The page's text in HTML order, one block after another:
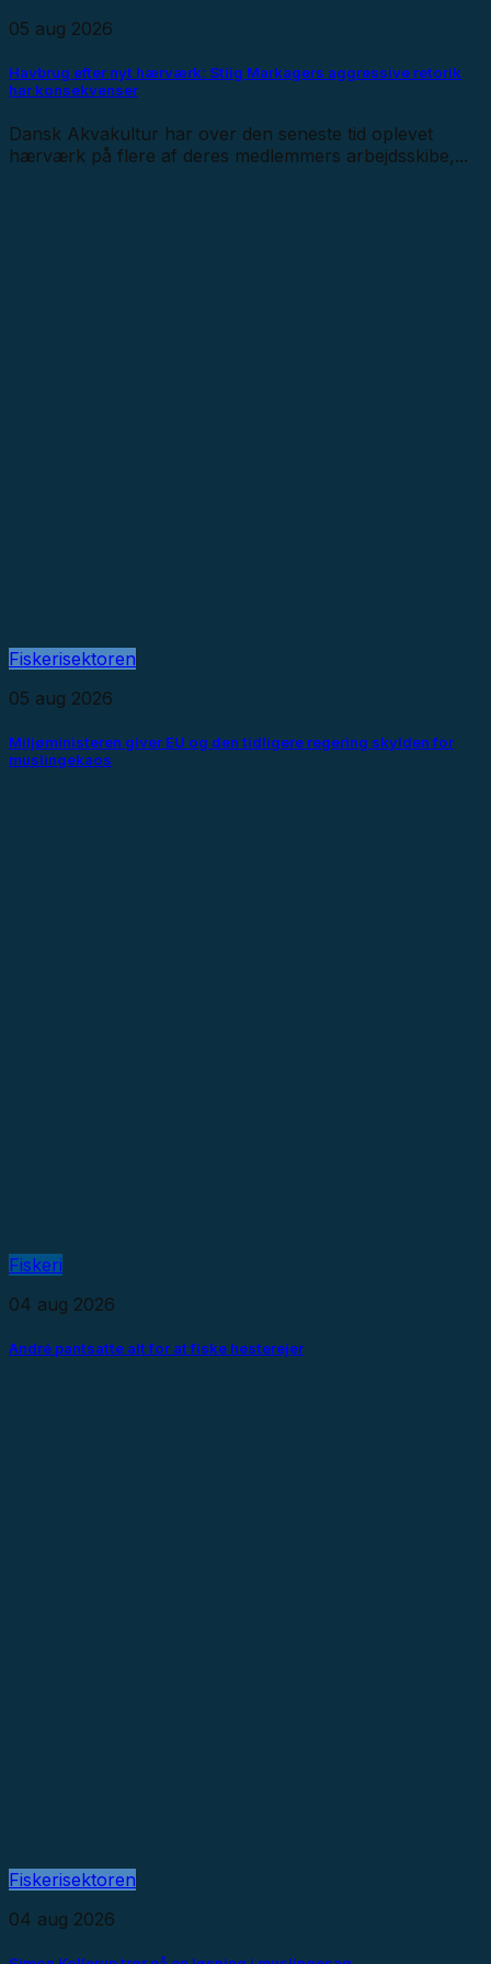
05 aug 2026
Havbrug efter nyt hærværk: Stiig Markagers aggressive retorik
har konsekvenser
Dansk Akvakultur har over den seneste tid oplevet
hærværk på flere af deres medlemmers arbejdsskibe,...
Fiskerisektoren
05 aug 2026
Miljøministeren giver EU og den tidligere regering skylden for
muslingekaos
Fiskeri
04 aug 2026
André pantsatte alt for at fiske hesterejer
Fiskerisektoren
04 aug 2026